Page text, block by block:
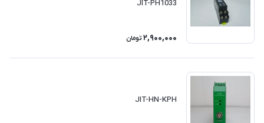
JIT-PH1033
2,900,000 تومان
JIT-HN-KPH